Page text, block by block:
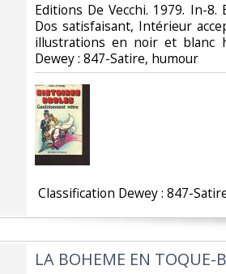
‎Editions De Vecchi. 1979. In-8.
Dos satisfaisant, Intérieur
illustrations en noir et blanc
Dewey : 847-Satire, humour‎
Classification Dewey : 847-
‎LA BOHEME EN TOQUE-